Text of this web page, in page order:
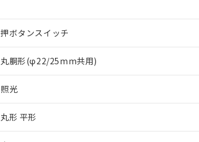
押ボタンスイッチ
丸胴形(φ22/25mm共用)
照光
丸形 平形